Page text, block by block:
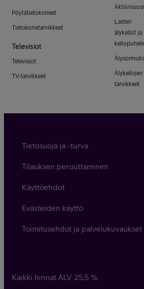
Pöytätietokoneet
Tietokonetarvikkeet
Televisiot
Televisiot
TV-tarvikkeet
Lasten
älykellot ja
Älykellojen
tarvikkeet
Tietosuoja ja -turva
Tilauksen peruuttaminen
Käyttöehdot
Evästeiden käyttö
Toimitusehdot ja palvelukuvaukset
Kaikki hinnat ALV 25,5 %